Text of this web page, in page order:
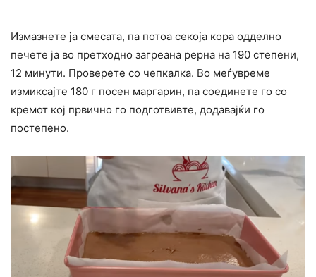
Измазнете ја смесата, па потоа секоја кора одделно
печете ја во претходно загреана рерна на 190 степени,
12 минути. Проверете со чепкалка. Во меѓувреме
измиксајте 180 г посен маргарин, па соединете го со
кремот кој првично го подготвивте, додавајќи го
постепено.